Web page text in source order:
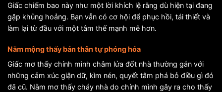
Giấc chiếm bao này như một lời khích lệ rằng dù hiện tại đang
gặp khủng hoảng. Bạn vẫn có cơ hội để phục hồi, tái thiết và
làm lại từ đầu với một tâm thế mạnh mẽ hơn.
Nằm mộng thấy bản thân tự phóng hỏa
Giấc mơ thấy chính mình châm lửa đốt nhà thường gắn với
những cảm xúc giận dữ, kìm nén, quyết tâm phá bỏ điều gì đó
đã cũ. Nằm mơ thấy cháy nhà do chính mình gây ra cho thấy